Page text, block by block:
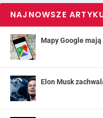
NAJNOWSZE
Mapy Google
Elon Musk